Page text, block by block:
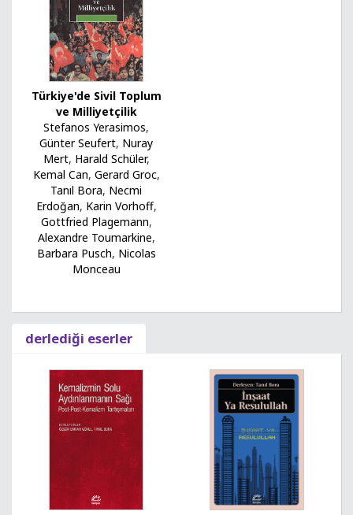
Türkiye'de Sivil Toplum
ve Milliyetçilik
Stefanos Yerasimos,
Günter Seufert, Nuray
Mert, Harald Schüler,
Kemal Can, Gerard Groc,
Tanıl Bora, Necmi
Erdoğan, Karin Vorhoff,
Gottfried Plagemann,
Alexandre Toumarkine,
Barbara Pusch, Nicolas
Monceau
derlediği eserler